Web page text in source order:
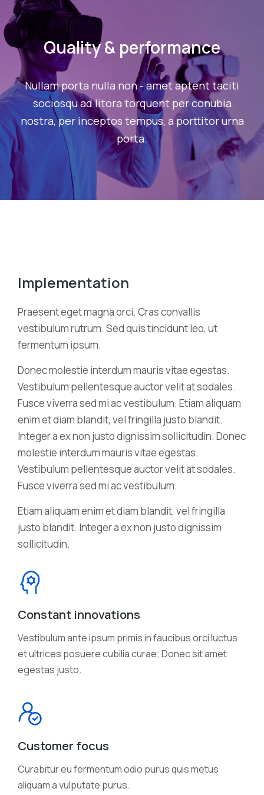
Quality & performance
Nullam porta nulla non - amet aptent taciti
sociosqu ad litora torquent per conubia
nostra, per inceptos tempus, a porttitor urna
porta.
Implementation
Praesent eget magna orci. Cras convallis
vestibulum rutrum. Sed quis tincidunt leo, ut
fermentum ipsum.
Donec molestie interdum mauris vitae egestas.
Vestibulum pellentesque auctor velit at sodales.
Fusce viverra sed mi ac vestibulum. Etiam aliquam
enim et diam blandit, vel fringilla justo blandit.
Integer a ex non justo dignissim sollicitudin. Donec
molestie interdum mauris vitae egestas.
Vestibulum pellentesque auctor velit at sodales.
Fusce viverra sed mi ac vestibulum.
Etiam aliquam enim et diam blandit, vel fringilla
justo blandit. Integer a ex non justo dignissim
sollicitudin.
Constant innovations
Vestibulum ante ipsum primis in faucibus orci luctus
et ultrices posuere cubilia curae; Donec sit amet
egestas justo.
Customer focus
Curabitur eu fermentum odio purus quis metus
aliquam a vulputate purus.